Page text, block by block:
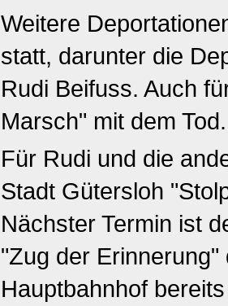
Weitere
statt, darunter die
Rudi Beifuss. Auch
Marsch" mit dem Tod.
Für Rudi und die
Stadt Gütersloh
Nächster Termin ist
"Zug der
Hauptbahnhof